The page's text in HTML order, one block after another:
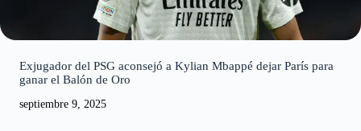
Exjugador del PSG aconsejó a Kylian Mbappé dejar París para
ganar el Balón de Oro
septiembre 9, 2025